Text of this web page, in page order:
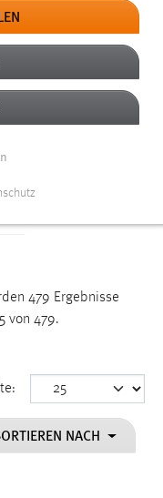
479 Ergebnisse
von 479.
NACH
Funktion der
Einverständnis-